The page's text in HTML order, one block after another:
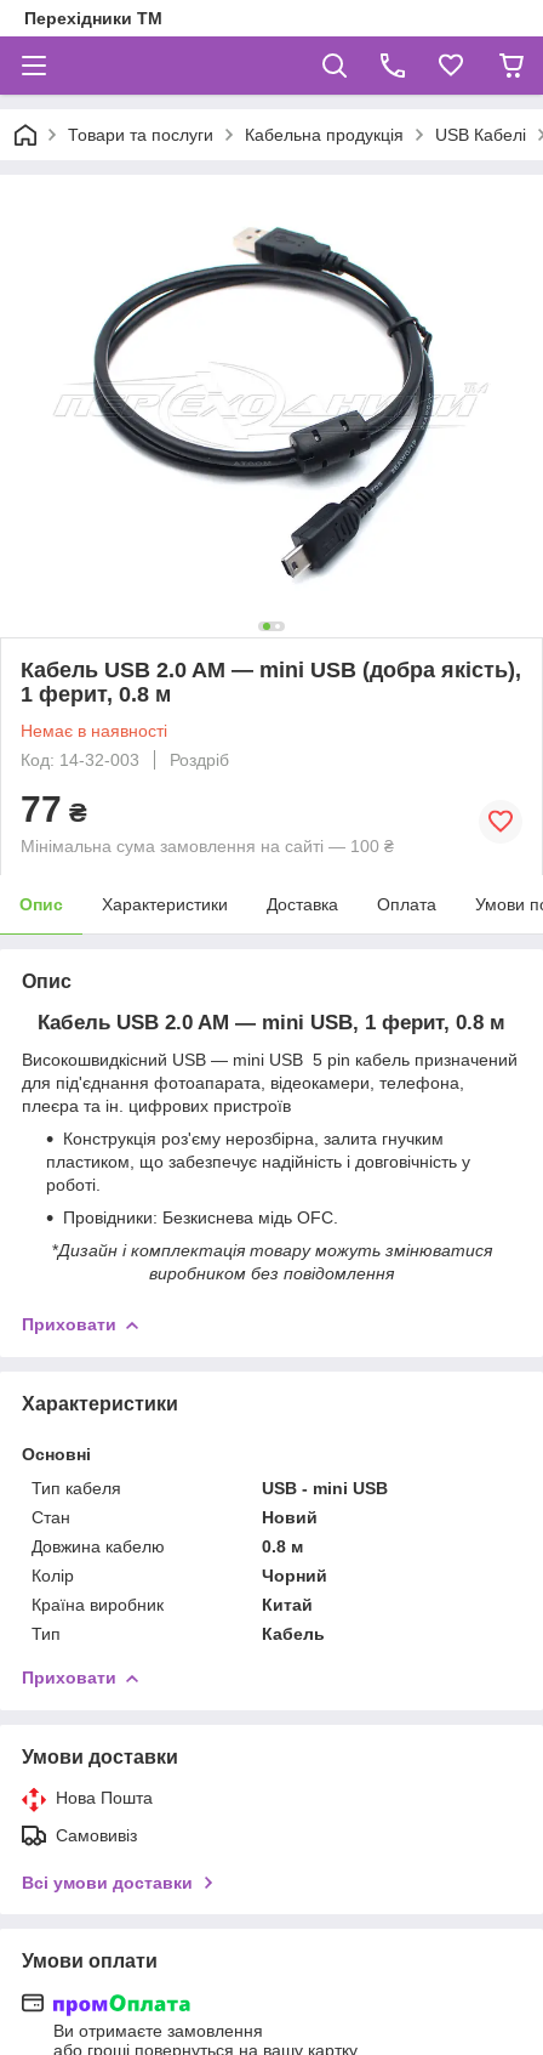
Перехідники ТМ
Товари та послуги Кабельна продукція USB Кабелі
Кабель USB 2.0 AM — mini USB (добра якість),
1 ферит, 0.8 м
Немає в наявності
Код: 14-32-003
Роздріб
77 ₴
Мінімальна сума замовлення на сайті — 100 ₴
Опис Характеристики Доставка Оплата Умови
Опис
Кабель USB 2.0 AM — mini USB, 1 ферит, 0.8 м
Високошвидкісний USB — mini USB 5 pin кабель призначений
для під'єднання фотоапарата, відеокамери, телефона,
плеєра та ін. цифрових пристроїв
Конструкція роз'єму нерозбірна, залита гнучким
пластиком, що забезпечує надійність і довговічність у
роботі.
Провідники: Безкиснева мідь OFC.
*Дизайн і комплектація товару можуть змінюватися
виробником без повідомлення
Приховати
Характеристики
Основні
Тип кабеля
USB - mini USB
Стан
Новий
Довжина кабелю
0.8 м
Колір
Чорний
Країна виробник
Китай
Тип
Кабель
Приховати
Умови доставки
Нова Пошта
Самовивіз
Всі умови доставки
Умови оплати
Ви отримаєте замовлення
або гроші повернуться на вашу картку